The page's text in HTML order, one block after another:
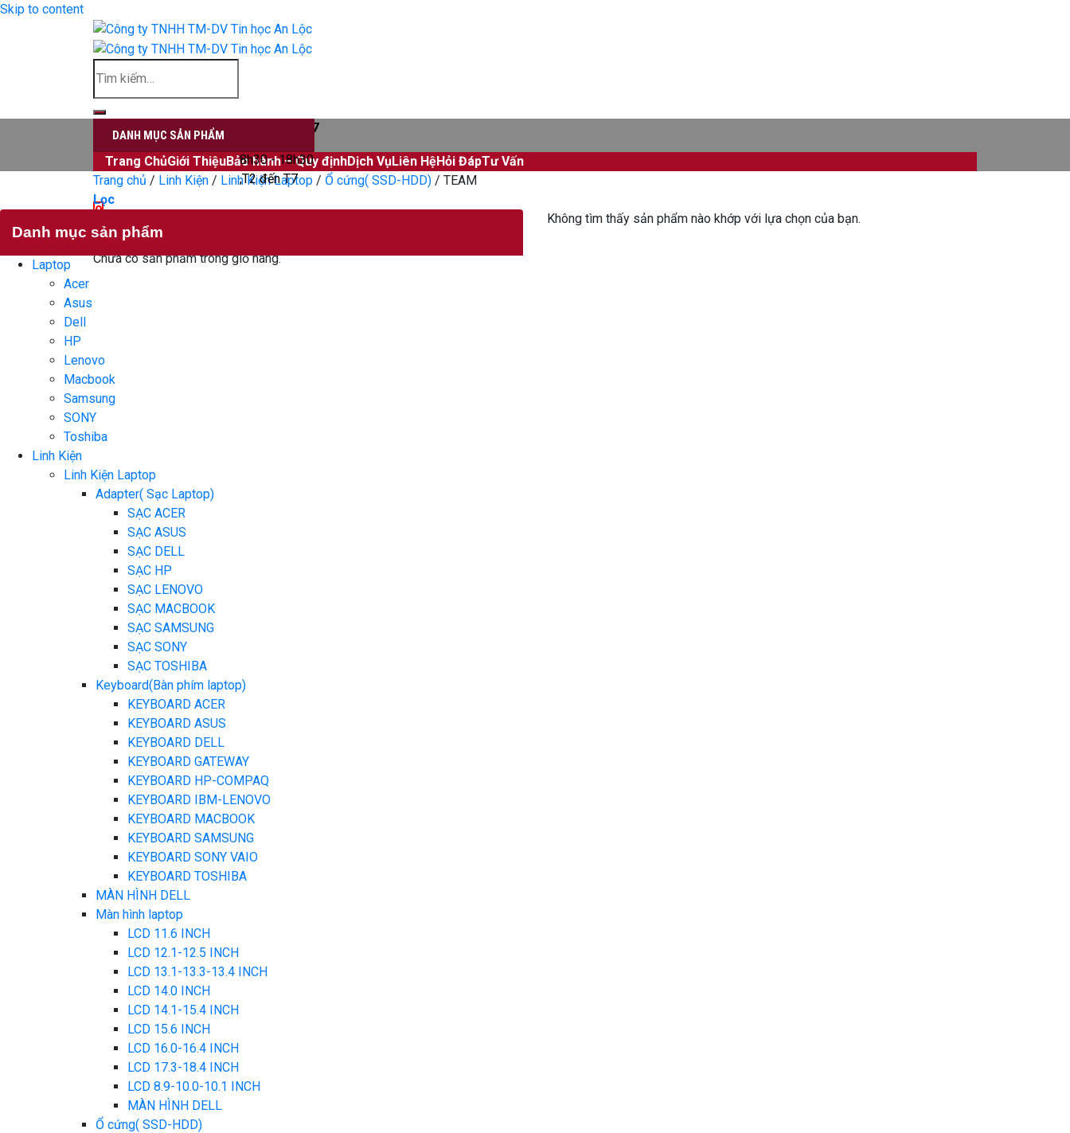
Skip to content
0906339827
8h30 - 18h30
,T2 đến T7
0
Giỏ hàng
Chưa có sản phẩm trong giỏ hàng.
DANH MỤC SẢN PHẨM
Trang ChủGiới ThiệuBảo hành – Quy địnhDịch VụLiên HệHỏi ĐápTư Vấn
Trang chủ / Linh Kiện / Linh Kiện Laptop / Ổ cứng( SSD-HDD) / TEAM
Lọc
Danh mục sản phẩm
Laptop
Acer
Asus
Dell
HP
Lenovo
Macbook
Samsung
SONY
Toshiba
Linh Kiện
Linh Kiện Laptop
Adapter( Sạc Laptop)
SẠC ACER
SẠC ASUS
SẠC DELL
SẠC HP
SẠC LENOVO
SẠC MACBOOK
SẠC SAMSUNG
SẠC SONY
SẠC TOSHIBA
Keyboard(Bàn phím laptop)
KEYBOARD ACER
KEYBOARD ASUS
KEYBOARD DELL
KEYBOARD GATEWAY
KEYBOARD HP-COMPAQ
KEYBOARD IBM-LENOVO
KEYBOARD MACBOOK
KEYBOARD SAMSUNG
KEYBOARD SONY VAIO
KEYBOARD TOSHIBA
MÀN HÌNH DELL
Màn hình laptop
LCD 11.6 INCH
LCD 12.1-12.5 INCH
LCD 13.1-13.3-13.4 INCH
LCD 14.0 INCH
LCD 14.1-15.4 INCH
LCD 15.6 INCH
LCD 16.0-16.4 INCH
LCD 17.3-18.4 INCH
LCD 8.9-10.0-10.1 INCH
MÀN HÌNH DELL
Ổ cứng( SSD-HDD)
Không tìm thấy sản phẩm nào khớp với lựa chọn của bạn.